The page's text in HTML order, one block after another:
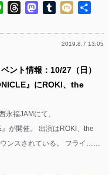
Line ThreadsMastodon
Tumblr
Mixi
2019.8.7 13:05
ベント情報：10/27（日）
』にROKI、the
永福JAMにて、
』が開催。 出演はROKI、the
ンスされている。 フライ……